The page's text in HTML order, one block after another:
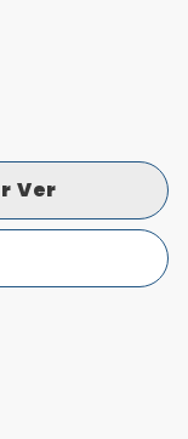
Ver